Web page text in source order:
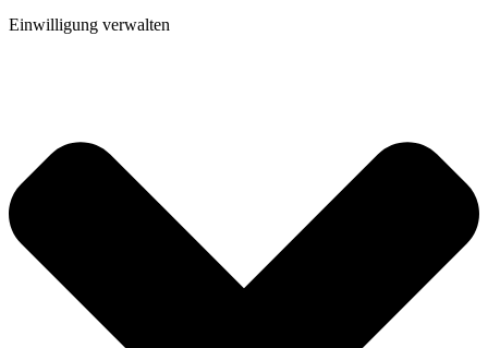
Einwilligung verwalten